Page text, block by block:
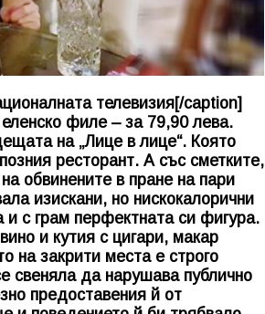
телевизия[/caption]
филе – за 79,90 лева.
на „Лице в лице“. Която
ресторант. А със сметките,
обвинените в пране на пари
изискани, но нискокалорични
с грам перфектната си фигура.
и кутия с цигари, макар
на закрити места е строго
свеняла да нарушава публично
предоставения й от